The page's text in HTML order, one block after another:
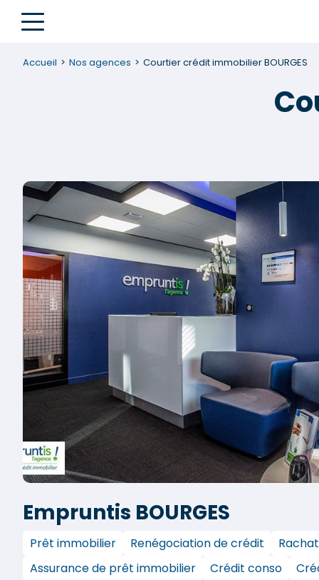
Accueil Nos agences Courtier crédit immobilier BOURGES
Empruntis BOURGES
Prêt immobilier Renégociation de crédit
Assurance de prêt immobilier
Crédit conso